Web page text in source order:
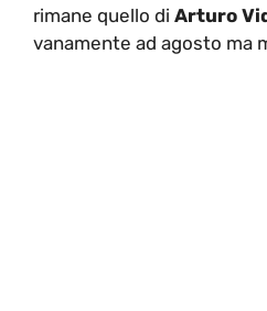
rimane quello di Arturo
vanamente ad agosto ma